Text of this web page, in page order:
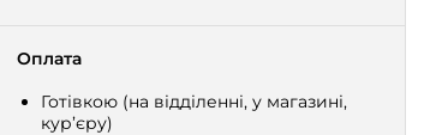
Оплата
Готівкою (на відділенні, у магазині,
кур’єру)